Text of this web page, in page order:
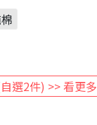
選2件) >> 看更多